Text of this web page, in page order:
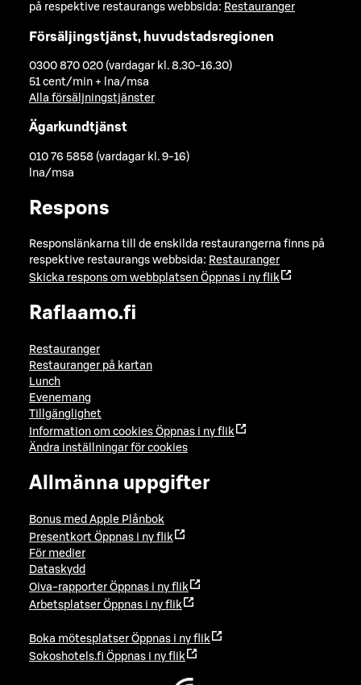
på respektive restaurangs webbsida: Restauranger
Försäljingstjänst, huvudstadsregionen
0300 870 020 (vardagar kl. 8.30-16.30)
51 cent/min + lna/msa
Alla försäljningstjänster
Ägarkundtjänst
010 76 5858 (vardagar kl. 9-16)
lna/msa
Respons
Responslänkarna till de enskilda restaurangerna finns på
respektive restaurangs webbsida: Restauranger
Skicka respons om webbplatsen Öppnas i ny flik
Raflaamo.fi
Restauranger
Restauranger på kartan
Lunch
Evenemang
Tillgänglighet
Information om cookies Öppnas i ny flik
Ändra inställningar för cookies
Allmänna uppgifter
Bonus med Apple Plånbok
Presentkort Öppnas i ny flik
För medier
Dataskydd
Oiva-rapporter Öppnas i ny flik
Arbetsplatser Öppnas i ny flik
Boka mötesplatser Öppnas i ny flik
Sokoshotels.fi Öppnas i ny flik